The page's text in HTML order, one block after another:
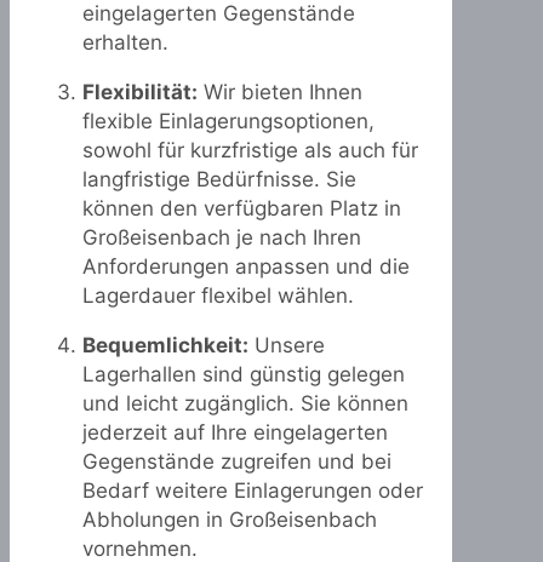
eingelagerten Gegenstände
erhalten.
Flexibilität: Wir bieten Ihnen
flexible Einlagerungsoptionen,
sowohl für kurzfristige als auch für
langfristige Bedürfnisse. Sie
können den verfügbaren Platz in
Großeisenbach je nach Ihren
Anforderungen anpassen und die
Lagerdauer flexibel wählen.
Bequemlichkeit: Unsere
Lagerhallen sind günstig gelegen
und leicht zugänglich. Sie können
jederzeit auf Ihre eingelagerten
Gegenstände zugreifen und bei
Bedarf weitere Einlagerungen oder
Abholungen in Großeisenbach
vornehmen.